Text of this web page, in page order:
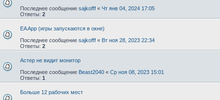
Последнее сообщение sajkofff « Чт янв 04, 2024 17:05
Ответы: 2
EA App (игры запускаются в окне)
Последнее сообщение sajkofff « Вт ноя 28, 2023 22:34
Ответы: 2
Астер не видит монитор
Последнее сообщение Beast2040 « Ср ноя 08, 2023 15:01
Ответы: 1
Больше 12 рабочих мест